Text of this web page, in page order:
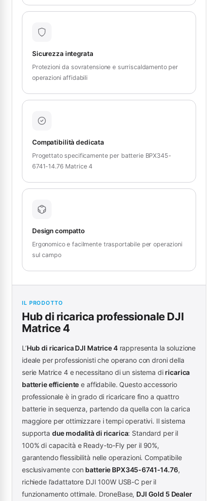
Sicurezza integrata
Protezioni da sovratensione e surriscaldamento per
operazioni affidabili
Compatibilità dedicata
Progettato specificamente per batterie BPX345-
6741-14.76 Matrice 4
Design compatto
Ergonomico e facilmente trasportabile per operazioni
sul campo
IL PRODOTTO
Hub di ricarica professionale DJI
Matrice 4
L’Hub di ricarica DJI Matrice 4rappresenta la soluzione
ideale per professionisti che operano con droni della
serie Matrice 4 e necessitano di un sistema di ricarica
batterie efficiente e affidabile. Questo accessorio
professionale è in grado di ricaricare fino a quattro
batterie in sequenza, partendo da quella con la carica
maggiore per ottimizzare i tempi operativi. Il sistema
supporta due modalità di ricarica: Standard per il
100% di capacità e Ready-to-Fly per il 90%,
garantendo flessibilità nelle operazioni. Compatibile
esclusivamente con batterie BPX345-6741-14.76,
richiede l’adattatore DJI 100W USB-C per il
funzionamento ottimale. DroneBase, DJI Gold 5 Dealer